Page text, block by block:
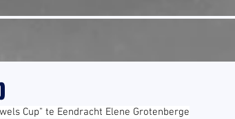
Cup" te Eendracht Elene Grotenberge